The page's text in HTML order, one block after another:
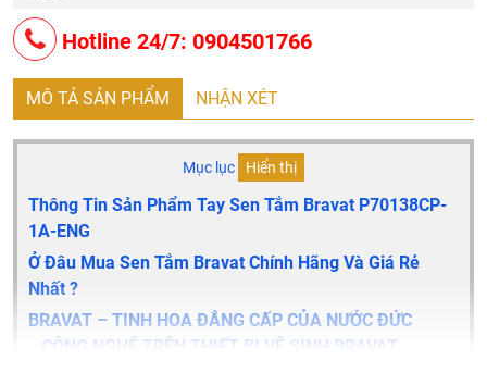
Hotline 24/7: 0904501766
MÔ TẢ SẢN PHẨM NHẬN XÉT
Mục lục Hiển thị
Thông Tin Sản Phẩm Tay Sen Tắm Bravat P70138CP-
1A-ENG
Ở Đâu Mua Sen Tắm Bravat Chính Hãng Và Giá Rẻ
Nhất ?
BRAVAT – TINH HOA ĐẲNG CẤP CỦA NƯỚC ĐỨC
CÔNG NGHỆ TRÊN THIẾT BỊ VỆ SINH BRAVAT